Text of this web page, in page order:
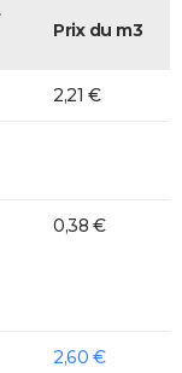
Prix du m3
2,21 €
0,38 €
2,60 €